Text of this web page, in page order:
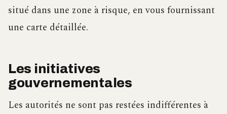
situé dans une zone à risque, en vous fournissant
une carte détaillée.
Les initiatives
gouvernementales
Les autorités ne sont pas restées indifférentes à